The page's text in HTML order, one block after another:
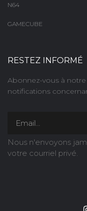
N64
GAMECUBE
RESTEZ INFORMÉ
Abonnez-vous à
notifications
Nous n'envoyons
votre courriel privé.